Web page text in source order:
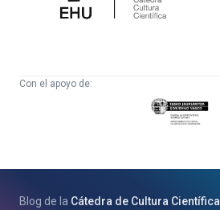
Científica
Con el apoyo de:
Eusko
Jaurlaritza
eta
Blog de la Cátedra de Cultura Científica